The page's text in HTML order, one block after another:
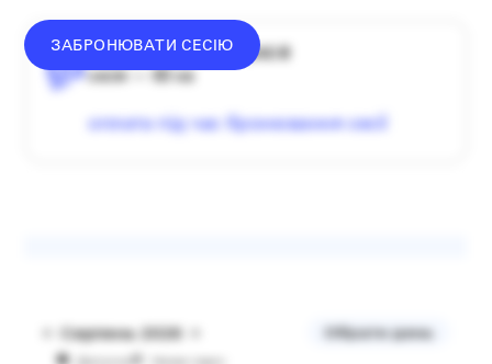
ЗАБРОНЮВАТИ СЕСІЮ
середній донат — 1340 ₴
сесія — 60 хв
оплата під час бронювання сесії